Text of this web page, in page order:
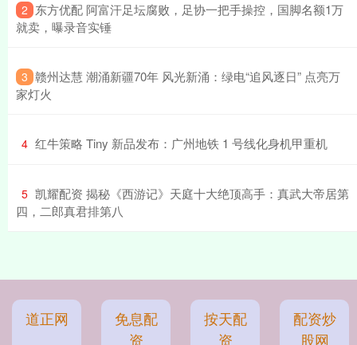
2 ​东方优配 阿富汗足坛腐败，足协一把手操控，国脚名额1万
就卖，曝录音实锤
3 ​赣州达慧 潮涌新疆70年 风光新涌：绿电“追风逐日” 点亮万
家灯火
4 ​红牛策略 Tiny 新品发布：广州地铁 1 号线化身机甲重机
5 ​凯耀配资 揭秘《西游记》天庭十大绝顶高手：真武大帝居第
四，二郎真君排第八
道正网
免息配
资
按天配
资
配资炒
股网